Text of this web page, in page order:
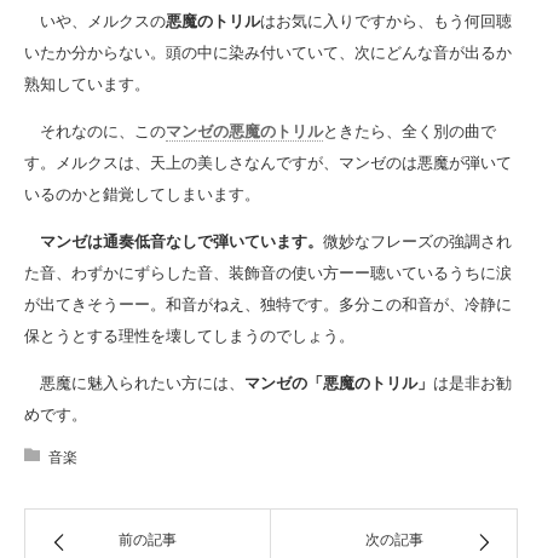
いや、メルクスの悪魔のトリルはお気に入りですから、もう何回聴
いたか分からない。頭の中に染み付いていて、次にどんな音が出るか
熟知しています。
それなのに、このマンゼの悪魔のトリルときたら、全く別の曲で
す。メルクスは、天上の美しさなんですが、マンゼのは悪魔が弾いて
いるのかと錯覚してしまいます。
マンゼは通奏低音なしで弾いています。 微妙なフレーズの強調され
た音、わずかにずらした音、装飾音の使い方ーー聴いているうちに涙
が出てきそうーー。和音がねえ、独特です。多分この和音が、冷静に
保とうとする理性を壊してしまうのでしょう。
悪魔に魅入られたい方には、 マンゼの「悪魔のトリル」 は是非お勧
めです。
音楽
前の記事 次の記事